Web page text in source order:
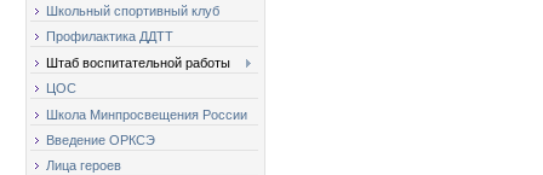
Школьный спортивный клуб
Профилактика ДДТТ
Штаб воспитательной работы
ЦОС
Школа Минпросвещения России
Введение ОРКСЭ
Лица героев